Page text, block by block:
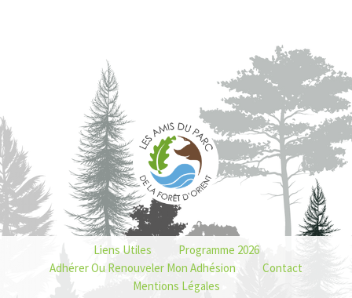
Liens Utiles
Programme 2026
Adhérer Ou Renouveler Mon Adhésion
Contact
Mentions Légales